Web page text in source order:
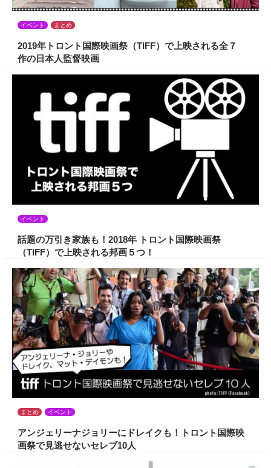
イベント まとめ
2019年トロント国際映画祭（TIFF）で上映される全７
作の日本人監督映画
イベント
話題の万引き家族も！2018年 トロント国際映画祭
（TIFF）で上映される邦画５つ！
まとめ イベント
アンジェリーナジョリーにドレイクも！トロント国際映
画祭で見逃せないセレブ10人